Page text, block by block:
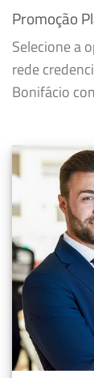
Promoção
Selecione a
rede
Bonifácio